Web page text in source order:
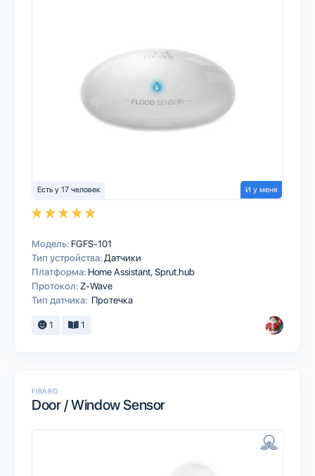
Есть у 17 человек И у меня
Модель: FGFS-101
Тип устройства: Датчики
Платформа: Home AssistantSprut.hub
Протокол: Z-Wave
Тип датчика: Протечка
1 1
FIBARO
Door / Window Sensor